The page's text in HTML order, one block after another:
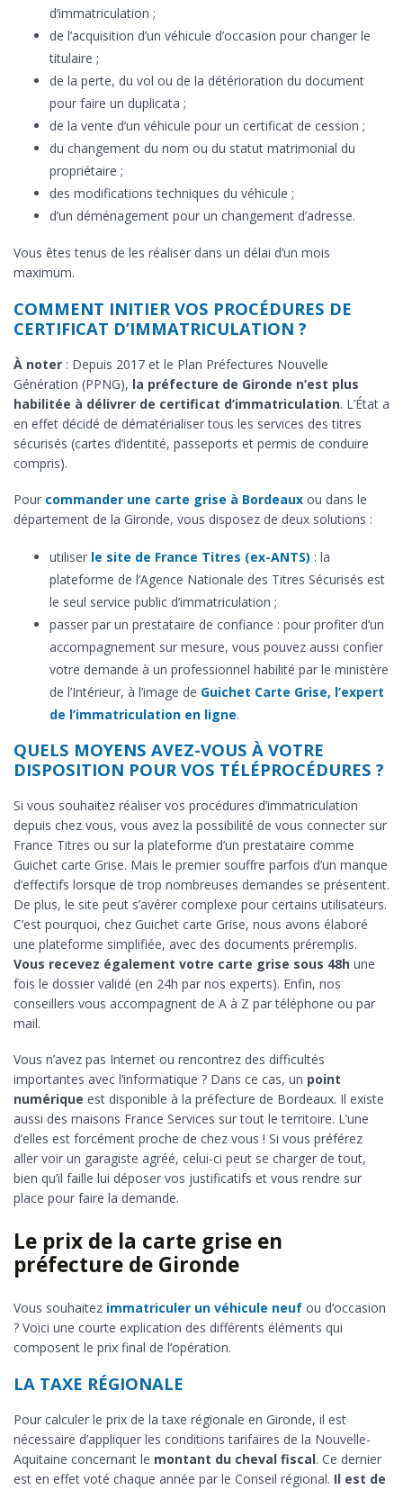
d’immatriculation ;
de l’acquisition d’un véhicule d’occasion pour changer le
titulaire ;
de la perte, du vol ou de la détérioration du document
pour faire un duplicata ;
de la vente d’un véhicule pour un certificat de cession ;
du changement du nom ou du statut matrimonial du
propriétaire ;
des modifications techniques du véhicule ;
d’un déménagement pour un changement d’adresse.
Vous êtes tenus de les réaliser dans un délai d’un mois
maximum.
COMMENT INITIER VOS PROCÉDURES DE
CERTIFICAT D’IMMATRICULATION ?
À noter : Depuis 2017 et le Plan Préfectures Nouvelle
Génération (PPNG), la préfecture de Gironde n’est plus
habilitée à délivrer de certificat d’immatriculation. L’État a
en effet décidé de dématérialiser tous les services des titres
sécurisés (cartes d’identité, passeports et permis de conduire
compris).
Pour commander une carte grise à Bordeaux ou dans le
département de la Gironde, vous disposez de deux solutions :
utiliser le site de France Titres (ex-ANTS) : la
plateforme de l’Agence Nationale des Titres Sécurisés est
le seul service public d’immatriculation ;
passer par un prestataire de confiance : pour profiter d’un
accompagnement sur mesure, vous pouvez aussi confier
votre demande à un professionnel habilité par le ministère
de l’Intérieur, à l’image de Guichet Carte Grise, l’expert
de l’immatriculation en ligne.
QUELS MOYENS AVEZ-VOUS À VOTRE
DISPOSITION POUR VOS TÉLÉPROCÉDURES ?
Si vous souhaitez réaliser vos procédures d’immatriculation
depuis chez vous, vous avez la possibilité de vous connecter sur
France Titres ou sur la plateforme d’un prestataire comme
Guichet carte Grise. Mais le premier souffre parfois d’un manque
d’effectifs lorsque de trop nombreuses demandes se présentent.
De plus, le site peut s’avérer complexe pour certains utilisateurs.
C’est pourquoi, chez Guichet carte Grise, nous avons élaboré
une plateforme simplifiée, avec des documents préremplis.
Vous recevez également votre carte grise sous 48h une
fois le dossier validé (en 24h par nos experts). Enfin, nos
conseillers vous accompagnent de A à Z par téléphone ou par
mail.
Vous n’avez pas Internet ou rencontrez des difficultés
importantes avec l’informatique ? Dans ce cas, un point
numérique est disponible à la préfecture de Bordeaux. Il existe
aussi des maisons France Services sur tout le territoire. L’une
d’elles est forcément proche de chez vous ! Si vous préférez
aller voir un garagiste agréé, celui-ci peut se charger de tout,
bien qu’il faille lui déposer vos justificatifs et vous rendre sur
place pour faire la demande.
Le prix de la carte grise en
préfecture de Gironde
Vous souhaitez immatriculer un véhicule neuf ou d’occasion
? Voici une courte explication des différents éléments qui
composent le prix final de l’opération.
LA TAXE RÉGIONALE
Pour calculer le prix de la taxe régionale en Gironde, il est
nécessaire d’appliquer les conditions tarifaires de la Nouvelle-
Aquitaine concernant le montant du cheval fiscal. Ce dernier
est en effet voté chaque année par le Conseil régional. Il est de